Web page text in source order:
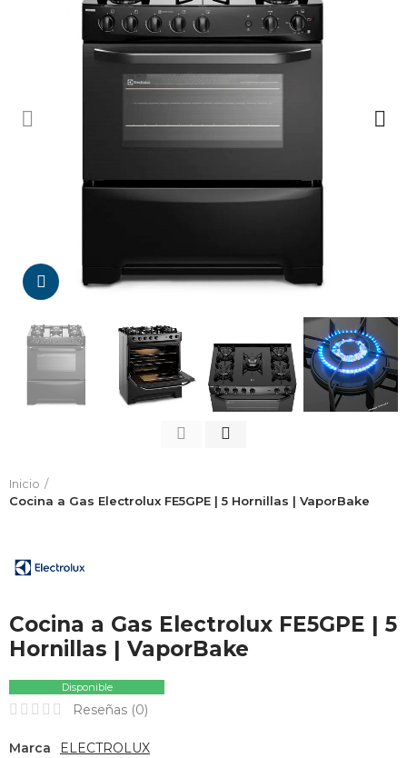
Da click para agrandar
Inicio
Cocina a Gas Electrolux FE5GPE | 5 Hornillas | VaporBake
Cocina a Gas Electrolux FE5GPE | 5
Hornillas | VaporBake
Disponible
Reseñas (0)
Marca
ELECTROLUX